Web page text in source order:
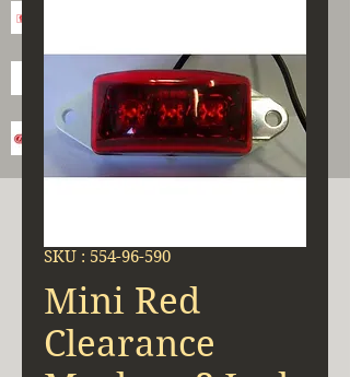
SKU : 554-96-590
Mini Red
Clearance